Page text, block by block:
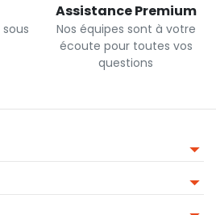
Assistance Premium
Nos équipes sont à votre
écoute pour toutes vos
questions